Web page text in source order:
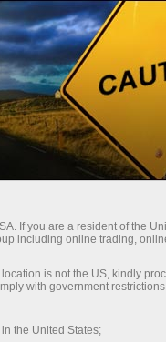
Фотоновости
If you are a resident of the
including online trading,
is not the US, kindly
with government
the United States;